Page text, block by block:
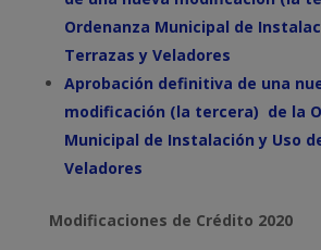
Ordenanza Municipal de
Terrazas y Veladores
Aprobación definitiva de una
modificación (la tercera) de la
Municipal de Instalación y Uso
Veladores
Modificaciones de Crédito 2020